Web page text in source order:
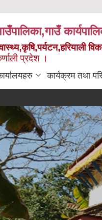
प्रदेश ।
कार्यक्रम तथा